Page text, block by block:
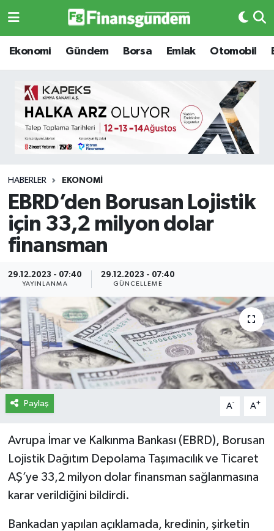
Ekonomi Gündem Borsa Emlak Otomobil
HABERLER EKONOMI
EBRD’den Borusan Lojistik
için 33,2 milyon dolar
finansman
29.12.2023 - 07:40
YAYINLANMA
29.12.2023 - 07:40
GÜNCELLEME
Paylaş A- A+
Avrupa İmar ve Kalkınma Bankası (EBRD), Borusan
Lojistik Dağıtım Depolama Taşımacılık ve Ticaret
AŞ’ye 33,2 milyon dolar finansman sağlanmasına
karar verildiğini bildirdi.
Bankadan yapılan açıklamada, kredinin, şirketin
Ekonomi
Borsa
Emlak
Otomobil
Gizlilik Sözleşmesi
İletişim
Künye
Yasal Uyarı
Ekonomi
Borsa
Emlak
Emtia
BITCOIN